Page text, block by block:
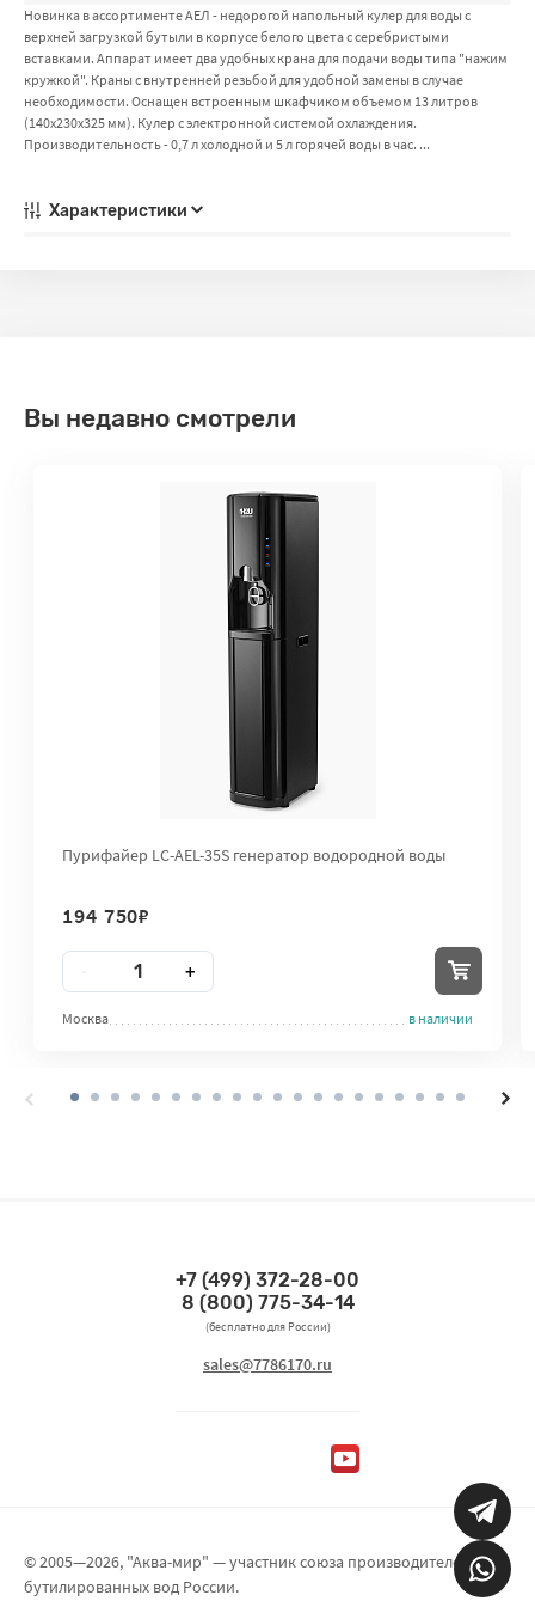
Новинка в ассортименте АЕЛ - недорогой напольный кулер для воды с
верхней загрузкой бутыли в корпусе белого цвета с серебристыми
вставками. Аппарат имеет два удобных крана для подачи воды типа "нажим
кружкой". Краны с внутренней резьбой для удобной замены в случае
необходимости. Оснащен встроенным шкафчиком объемом 13 литров
(140х230х325 мм). Кулер с электронной системой охлаждения.
Производительность - 0,7 л холодной и 5 л горячей воды в час. ...
Характеристики
Вы недавно смотрели
Пурифайер LC-AEL-35S генератор водородной воды
194 750₽
Количество +
Москва в наличии
Связаться по телефонам
+7 (499) 372-28-00
8 (800) 775-34-14
(бесплатно для России)
Связаться по email
sales@7786170.ru
Мы в социальных сетях
© 2005—2026, "Аква-мир" — участник союза производителей
бутилированных вод России.